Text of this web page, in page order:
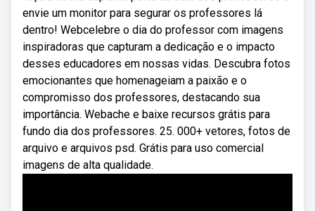
envie um monitor para segurar os professores lá
dentro! Webcelebre o dia do professor com imagens
inspiradoras que capturam a dedicação e o impacto
desses educadores em nossas vidas. Descubra fotos
emocionantes que homenageiam a paixão e o
compromisso dos professores, destacando sua
importância. Webache e baixe recursos grátis para
fundo dia dos professores. 25. 000+ vetores, fotos de
arquivo e arquivos psd. Grátis para uso comercial
imagens de alta qualidade.